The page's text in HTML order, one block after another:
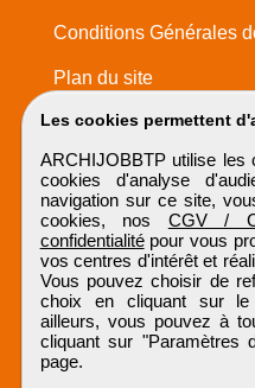
Les cookies permettent
ARCHIJOBBTP utilise les
cookies d'analyse
navigation sur ce site,
cookies, nos CGV /
confidentialitépour vous
vos centres d'intérêt et
Vous pouvez choisir de
choix en cliquant sur le
ailleurs, vous pouvez à
cliquant sur "Paramètres
page.
Conditions Générales
Plan du site